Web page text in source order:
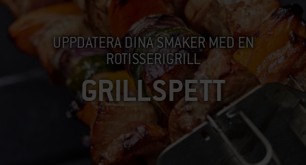
UPPDATERA DINA SMAKER MED EN
ROTISSERIGRILL
GRILLSPETT